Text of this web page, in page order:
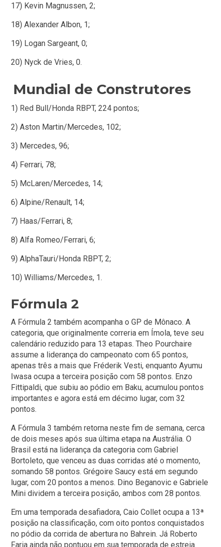
17) Kevin Magnussen, 2;
18) Alexander Albon, 1;
19) Logan Sargeant, 0;
20) Nyck de Vries, 0.
Mundial de Construtores
1) Red Bull/Honda RBPT, 224 pontos;
2) Aston Martin/Mercedes, 102;
3) Mercedes, 96;
4) Ferrari, 78;
5) McLaren/Mercedes, 14;
6) Alpine/Renault, 14;
7) Haas/Ferrari, 8;
8) Alfa Romeo/Ferrari, 6;
9) AlphaTauri/Honda RBPT, 2;
10) Williams/Mercedes, 1.
Fórmula 2
A Fórmula 2 também acompanha o GP de Mônaco. A
categoria, que originalmente correria em Ímola, teve seu
calendário reduzido para 13 etapas. Theo Pourchaire
assume a liderança do campeonato com 65 pontos,
apenas três a mais que Fréderik Vesti, enquanto Ayumu
Iwasa ocupa a terceira posição com 58 pontos. Enzo
Fittipaldi, que subiu ao pódio em Baku, acumulou pontos
importantes e agora está em décimo lugar, com 32
pontos.
A Fórmula 3 também retorna neste fim de semana, cerca
de dois meses após sua última etapa na Austrália. O
Brasil está na liderança da categoria com Gabriel
Bortoleto, que venceu as duas corridas até o momento,
somando 58 pontos. Grégoire Saucy está em segundo
lugar, com 20 pontos a menos. Dino Beganovic e Gabriele
Mini dividem a terceira posição, ambos com 28 pontos.
Em uma temporada desafiadora, Caio Collet ocupa a 13ª
posição na classificação, com oito pontos conquistados
no pódio da corrida de abertura no Bahrein. Já Roberto
Faria ainda não pontuou em sua temporada de estreia.